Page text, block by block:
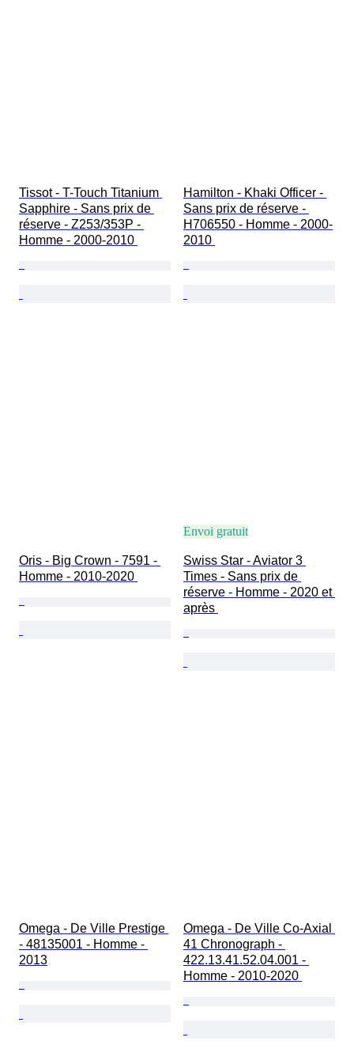
Tissot - T-Touch Titanium
Sapphire - Sans prix de
réserve - Z253/353P -
Homme - 2000-2010
Hamilton - Khaki Officer -
Sans prix de réserve -
H706550 - Homme - 2000-
2010
Oris - Big Crown - 7591 -
Homme - 2010-2020
Envoi gratuit
Swiss Star - Aviator 3
Times - Sans prix de
réserve - Homme - 2020 et
après
Omega - De Ville Prestige
- 48135001 - Homme -
2013
Omega - De Ville Co-Axial
41 Chronograph -
422.13.41.52.04.001 -
Homme - 2010-2020